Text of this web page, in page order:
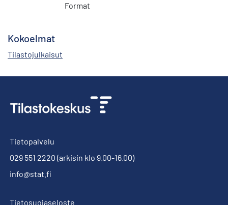
Format
Kokoelmat
Tilastojulkaisut
Tietopalvelu
029 551 2220 (arkisin klo 9.00-16.00)
info@stat.fi
Tietosuojaseloste